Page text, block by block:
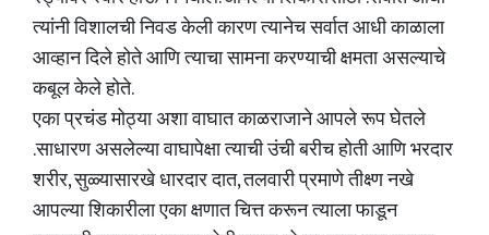
त्यांनी विशालची निवड केली कारण त्यानेच सर्वात आधी काळाला
आव्हान दिले होते आणि त्याचा सामना करण्याची क्षमता असल्याचे
कबूल केले होते.
एका प्रचंड मोठ्या अशा वाघात काळराजाने आपले रूप घेतले
.साधारण असलेल्या वाघापेक्षा त्याची उंची बरीच होती आणि भरदार
शरीर, सुळ्यासारखे धारदार दात, तलवारी प्रमाणे तीक्ष्ण नखे
आपल्या शिकारीला एका क्षणात चित्त करून त्याला फाडून